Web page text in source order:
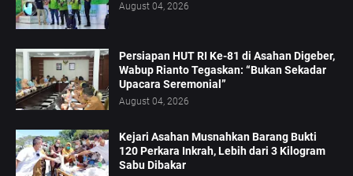
August 04, 2026
Persiapan HUT RI Ke-81 di Asahan Digeber,
Wabup Rianto Tegaskan: “Bukan Sekadar
Upacara Seremonial”
August 04, 2026
Kejari Asahan Musnahkan Barang Bukti
120 Perkara Inkrah, Lebih dari 3 Kilogram
Sabu Dibakar